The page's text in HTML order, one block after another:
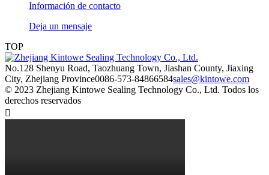
Información de contacto
Deja un mensaje
TOP
No.128 Shenyu Road, Taozhuang Town, Jiashan County, Jiaxing
City, Zhejiang Province0086-573-84866584sales@kintowe.com
© 2023 Zhejiang Kintowe Sealing Technology Co., Ltd. Todos los
derechos reservados
